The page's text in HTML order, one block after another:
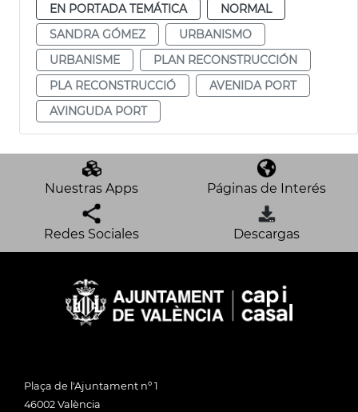
EN PORTADA TEMÁTICA
NORMAL
SANDRA GÓMEZ
URBANISMO
URBANISME
PLAN RECONSTRUCCIÓN
PLA RECONSTRUCCIÓ
AVENIDA PORT
AVINGUDA PORT
Nuestras Apps Páginas de Interés
Redes Sociales Descargas
Plaça de l'Ajuntament nº 1
46002 València